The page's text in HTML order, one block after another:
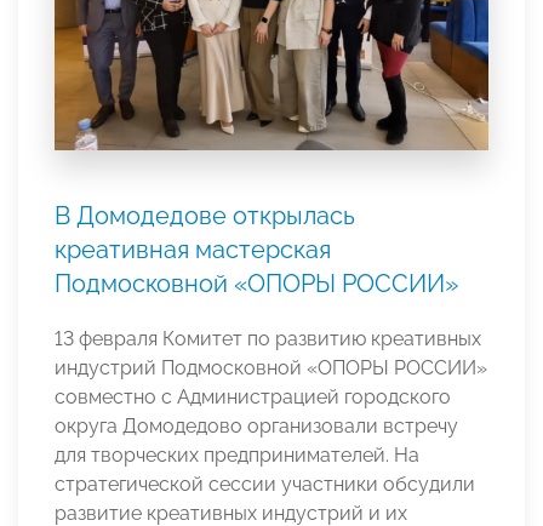
В Домодедове открылась
креативная мастерская
Подмосковной «ОПОРЫ РОССИИ»
13 февраля Комитет по развитию креативных
индустрий Подмосковной «ОПОРЫ РОССИИ»
совместно с Администрацией городского
округа Домодедово организовали встречу
для творческих предпринимателей. На
стратегической сессии участники обсудили
развитие креативных индустрий и их